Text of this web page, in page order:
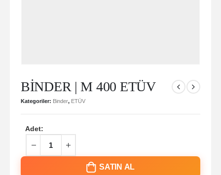
BİNDER | M 400 ETÜV
Kategoriler: Binder, ETÜV
Adet:
SATIN AL